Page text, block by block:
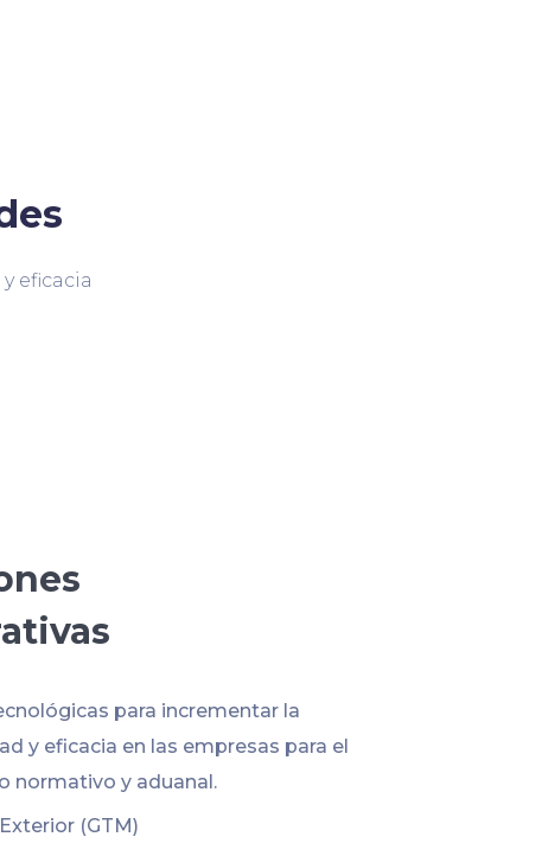
eficacia
para incrementar la
y eficacia en las empresas para el
normativo y aduanal.
(GTM)